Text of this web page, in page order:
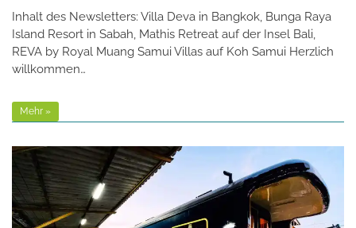
Inhalt des Newsletters: Villa Deva in Bangkok, Bunga Raya
Island Resort in Sabah, Mathis Retreat auf der Insel Bali,
REVA by Royal Muang Samui Villas auf Koh Samui Herzlich
willkommen…
Mehr »